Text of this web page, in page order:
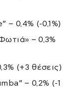
– 0,4% (-0,1%)
– 0,3%
(+3 θέσεις)
– 0,2% (-1